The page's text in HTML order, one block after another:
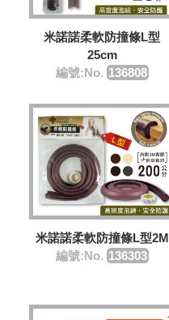
米諾諾柔軟防撞條L型
25cm
編號:No. 136808
米諾諾柔軟防撞條L型2M
編號:No. 136303